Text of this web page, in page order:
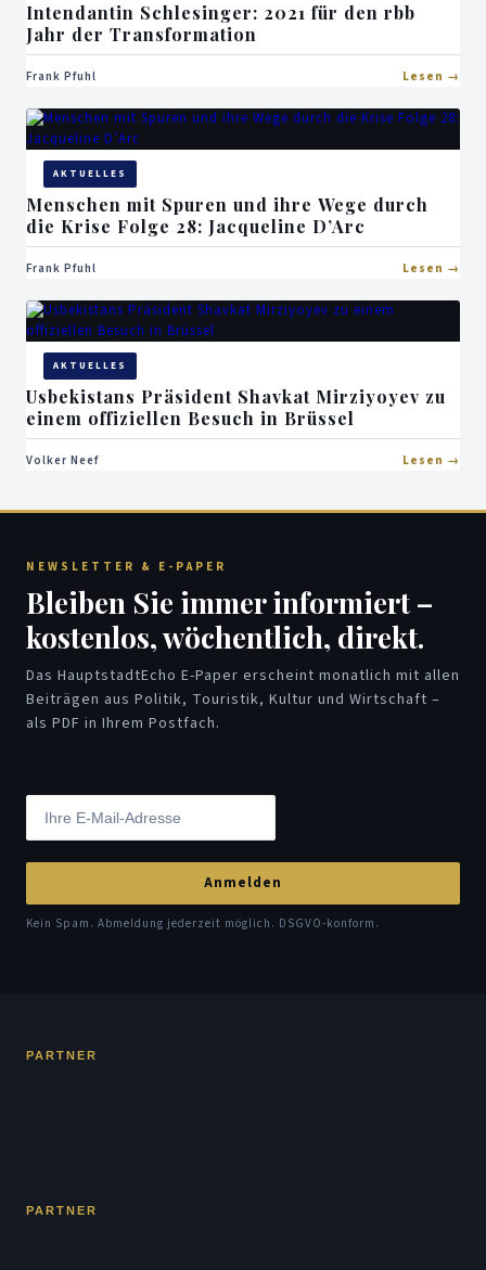
Intendantin Schlesinger: 2021 für den rbb
Jahr der Transformation
Frank Pfuhl Lesen
AKTUELLES
Menschen mit Spuren und ihre Wege durch
die Krise Folge 28: Jacqueline D’Arc
Frank Pfuhl Lesen
AKTUELLES
Usbekistans Präsident Shavkat Mirziyoyev zu
einem offiziellen Besuch in Brüssel
Volker Neef Lesen
NEWSLETTER & E-PAPER
Bleiben Sie immer informiert –
kostenlos, wöchentlich, direkt.
Das HauptstadtEcho E-Paper erscheint monatlich mit allen
Beiträgen aus Politik, Touristik, Kultur und Wirtschaft –
als PDF in Ihrem Postfach.
Anmelden
Kein Spam. Abmeldung jederzeit möglich. DSGVO-konform.
PARTNER
PARTNER